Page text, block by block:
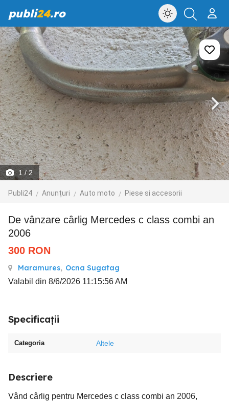
publi24.ro
1/ 2
Publi24 Anunțuri Auto moto Piese si accesorii
De vânzare cârlig Mercedes c class combi an
2006
300 RON
Maramures, Ocna Sugatag
Valabil din 8/6/2026 11:15:56 AM
Specificații
Categoria Altele
Descriere
Vând cârlig pentru Mercedes c class combi an 2006,